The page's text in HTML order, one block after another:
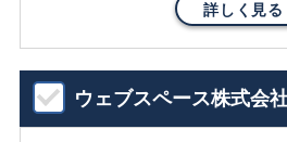
詳しく見る
ウェブスペース株式会